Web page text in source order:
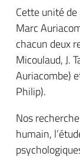
Cette unité
Marc
chacun deux
Micoulaud, J.
Auriacombe)
Philip).
Nos
humain,